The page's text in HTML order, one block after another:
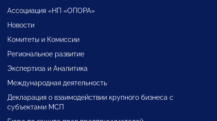
Ассоциация «НП «ОПОРА»
Новости
Комитеты и Комиссии
Региональное развитие
Экспертиза и Аналитика
Международная деятельность
Декларация о взаимодействии крупного бизнеса с
субъектами МСП